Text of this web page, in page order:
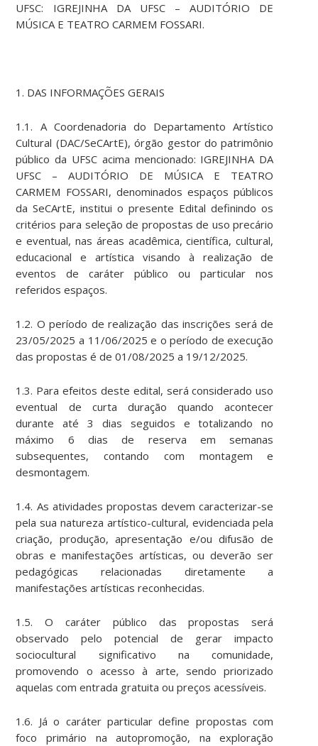
UFSC: IGREJINHA DA UFSC – AUDITÓRIO DE
MÚSICA E TEATRO CARMEM FOSSARI.
1. DAS INFORMAÇÕES GERAIS
1.1. A Coordenadoria do Departamento Artístico
Cultural (DAC/SeCArtE), órgão gestor do patrimônio
público da UFSC acima mencionado: IGREJINHA DA
UFSC – AUDITÓRIO DE MÚSICA E TEATRO
CARMEM FOSSARI, denominados espaços públicos
da SeCArtE, institui o presente Edital definindo os
critérios para seleção de propostas de uso precário
e eventual, nas áreas acadêmica, científica, cultural,
educacional e artística visando à realização de
eventos de caráter público ou particular nos
referidos espaços.
1.2. O período de realização das inscrições será de
23/05/2025 a 11/06/2025 e o período de execução
das propostas é de 01/08/2025 a 19/12/2025.
1.3. Para efeitos deste edital, será considerado uso
eventual de curta duração quando acontecer
durante até 3 dias seguidos e totalizando no
máximo 6 dias de reserva em semanas
subsequentes, contando com montagem e
desmontagem.
1.4. As atividades propostas devem caracterizar-se
pela sua natureza artístico-cultural, evidenciada pela
criação, produção, apresentação e/ou difusão de
obras e manifestações artísticas, ou deverão ser
pedagógicas relacionadas diretamente a
manifestações artísticas reconhecidas.
1.5. O caráter público das propostas será
observado pelo potencial de gerar impacto
sociocultural significativo na comunidade,
promovendo o acesso à arte, sendo priorizado
aquelas com entrada gratuita ou preços acessíveis.
1.6. Já o caráter particular define propostas com
foco primário na autopromoção, na exploração